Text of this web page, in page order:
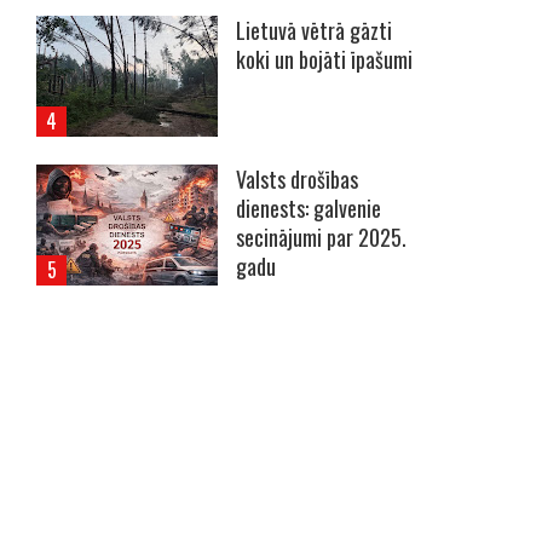
Lietuvā vētrā gāzti
koki un bojāti īpašumi
Valsts drošības
dienests: galvenie
secinājumi par 2025.
gadu